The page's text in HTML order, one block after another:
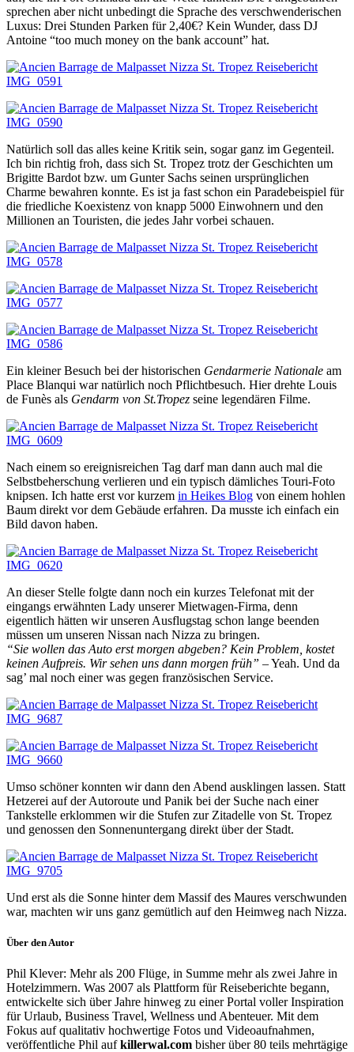
sprechen aber nicht unbedingt die Sprache des verschwenderischen
Luxus: Drei Stunden Parken für 2,40€? Kein Wunder, dass DJ
Antoine “too much money on the bank account” hat.
Natürlich soll das alles keine Kritik sein, sogar ganz im Gegenteil.
Ich bin richtig froh, dass sich St. Tropez trotz der Geschichten um
Brigitte Bardot bzw. um Gunter Sachs seinen ursprünglichen
Charme bewahren konnte. Es ist ja fast schon ein Paradebeispiel für
die friedliche Koexistenz von knapp 5000 Einwohnern und den
Millionen an Touristen, die jedes Jahr vorbei schauen.
Ein kleiner Besuch bei der historischen Gendarmerie Nationale am
Place Blanqui war natürlich noch Pflichtbesuch. Hier drehte Louis
de Funès als Gendarm von St.Tropez seine legendären Filme.
Nach einem so ereignisreichen Tag darf man dann auch mal die
Selbstbeherschung verlieren und ein typisch dämliches Touri-Foto
knipsen. Ich hatte erst vor kurzem in Heikes Blog von einem hohlen
Baum direkt vor dem Gebäude erfahren. Da musste ich einfach ein
Bild davon haben.
An dieser Stelle folgte dann noch ein kurzes Telefonat mit der
eingangs erwähnten Lady unserer Mietwagen-Firma, denn
eigentlich hätten wir unseren Ausflugstag schon lange beenden
müssen um unseren Nissan nach Nizza zu bringen.
“Sie wollen das Auto erst morgen abgeben? Kein Problem, kostet
keinen Aufpreis. Wir sehen uns dann morgen früh” – Yeah. Und da
sag’ mal noch einer was gegen französischen Service.
Umso schöner konnten wir dann den Abend ausklingen lassen. Statt
Hetzerei auf der Autoroute und Panik bei der Suche nach einer
Tankstelle erklommen wir die Stufen zur Zitadelle von St. Tropez
und genossen den Sonnenuntergang direkt über der Stadt.
Und erst als die Sonne hinter dem Massif des Maures verschwunden
war, machten wir uns ganz gemütlich auf den Heimweg nach Nizza.
Über den Autor
Phil Klever: Mehr als 200 Flüge, in Summe mehr als zwei Jahre in
Hotelzimmern. Was 2007 als Plattform für Reiseberichte begann,
entwickelte sich über Jahre hinweg zu einer Portal voller Inspiration
für Urlaub, Business Travel, Wellness und Abenteuer. Mit dem
Fokus auf qualitativ hochwertige Fotos und Videoaufnahmen,
veröffentliche Phil aufkillerwal.com bisher über 80 teils mehrtägige